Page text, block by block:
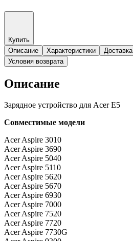
Купить
Описание
Характеристики Доставка
Условия возврата
Описание
Зарядное устройство для Acer E5
Совместимые модели
Acer Aspire 3010
Acer Aspire 3690
Acer Aspire 5040
Acer Aspire 5110
Acer Aspire 5620
Acer Aspire 5670
Acer Aspire 6930
Acer Aspire 7000
Acer Aspire 7520
Acer Aspire 7720
Acer Aspire 7730G